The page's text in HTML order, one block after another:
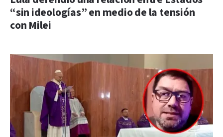
“sin ideologías” en medio de la tensión
con Milei